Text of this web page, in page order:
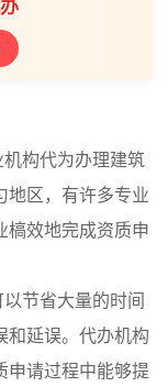
构代为办理建筑
地区，有许多专业
槁效地完成资质申
节省大量的时间
和延误。代办机构
申请过程中能够提